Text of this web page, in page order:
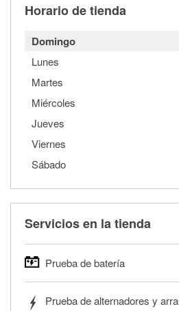
Horario de tienda
Domingo
Lunes
Martes
Miércoles
Jueves
Viernes
Sábado
Servicios en la tienda
Prueba de batería
autos, camionetas, SUVs,
Prueba de alternadores y